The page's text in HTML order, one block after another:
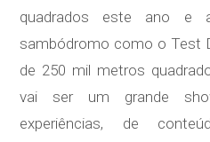
quadrados este ano e
sambódromo como o Test
de 250 mil metros
vai ser um grande
experiências, de